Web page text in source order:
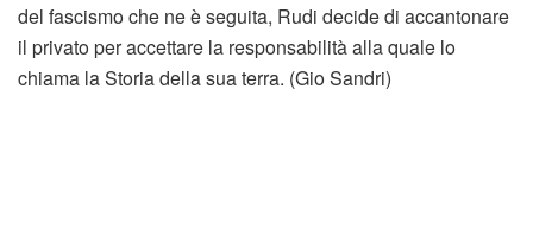
del fascismo che ne è seguita, Rudi decide di accantonare
il privato per accettare la responsabilità alla quale lo
chiama la Storia della sua terra. (Gio Sandri)